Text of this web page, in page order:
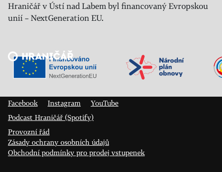
Hraničář v Ústí nad Labem byl financovaný Evropskou
unií – NextGeneration EU.
Veřejný sál Hraničář, spolek
Facebook
Instagram
YouTube
Podcast Hraničář (Spotify)
Provozní řád
Zásady ochrany osobních údajů
Obchodní podmínky pro prodej vstupenek